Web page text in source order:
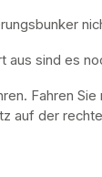
sind es
Fahren
auf der